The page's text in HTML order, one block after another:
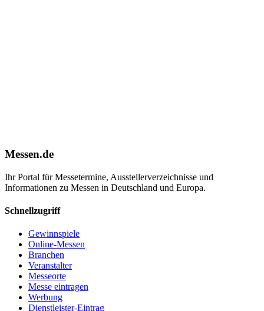
Messen.de
Ihr Portal für Messetermine, Ausstellerverzeichnisse und
Informationen zu Messen in Deutschland und Europa.
Schnellzugriff
Gewinnspiele
Online-Messen
Branchen
Veranstalter
Messeorte
Messe eintragen
Werbung
Dienstleister-Eintrag